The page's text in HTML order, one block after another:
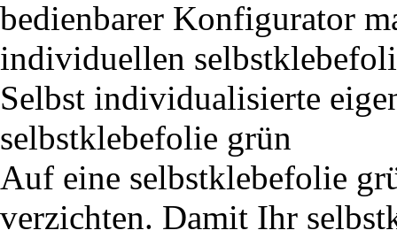
bedienbarer Konfigurator
individuellen
Selbst individualisierte
selbstklebefolie grün
Auf eine selbstklebefolie
verzichten. Damit Ihr